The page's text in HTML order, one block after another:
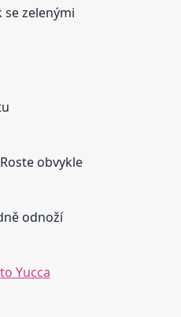
zelenými
obvykle
odnoží
Yucca